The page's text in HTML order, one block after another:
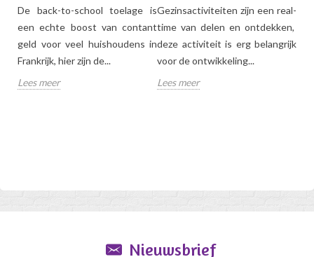
De back-to-school toelage is
een echte boost van contant
geld voor veel huishoudens in
Frankrijk, hier zijn de...
Lees meer
Gezinsactiviteiten zijn een real-
time van delen en ontdekken,
deze activiteit is erg belangrijk
voor de ontwikkeling...
Lees meer
Nieuwsbrief